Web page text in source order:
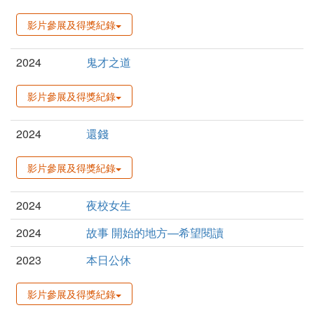
影片參展及得獎紀錄
2024 鬼才之道
影片參展及得獎紀錄
2024 還錢
影片參展及得獎紀錄
2024
夜校女生
2024
故事 開始的地方—希望閱讀
2023
本日公休
影片參展及得獎紀錄